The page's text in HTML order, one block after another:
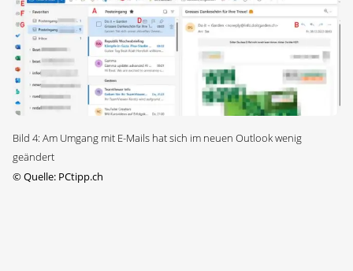
Bild 4: Am Umgang mit E-Mails hat sich im neuen Outlook wenig
geändert
©Quelle: PCtipp.ch